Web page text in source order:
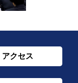
アクセス